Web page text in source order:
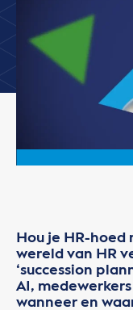
Hou je HR-
wereld van HR
‘succession
AI,
wanneer en